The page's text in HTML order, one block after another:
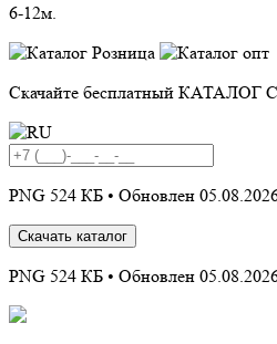
6-12м.
Скачайте бесплатный КАТАЛОГ
PNG 524 КБ • Обновлен
Скачать каталог
PNG 524 КБ • Обновлен